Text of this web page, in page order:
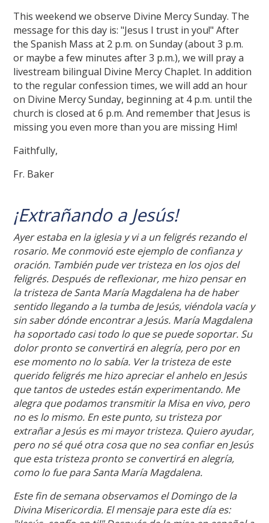
This weekend we observe Divine Mercy Sunday. The
message for this day is: "Jesus I trust in you!" After
the Spanish Mass at 2 p.m. on Sunday (about 3 p.m.
or maybe a few minutes after 3 p.m.), we will pray a
livestream bilingual Divine Mercy Chaplet. In addition
to the regular confession times, we will add an hour
on Divine Mercy Sunday, beginning at 4 p.m. until the
church is closed at 6 p.m. And remember that Jesus is
missing you even more than you are missing Him!
Faithfully,
Fr. Baker
¡Extrañando a Jesús!
Ayer estaba en la iglesia y vi a un feligrés rezando el
rosario. Me conmovió este ejemplo de confianza y
oración. También pude ver tristeza en los ojos del
feligrés. Después de reflexionar, me hizo pensar en
la tristeza de Santa María Magdalena ha de haber
sentido llegando a la tumba de Jesús, viéndola vacía y
sin saber dónde encontrar a Jesús. María Magdalena
ha soportado casi todo lo que se puede soportar. Su
dolor pronto se convertirá en alegría, pero por en
ese momento no lo sabía. Ver la tristeza de este
querido feligrés me hizo apreciar el anhelo en Jesús
que tantos de ustedes están experimentando. Me
alegra que podamos transmitir la Misa en vivo, pero
no es lo mismo. En este punto, su tristeza por
extrañar a Jesús es mi mayor tristeza. Quiero ayudar,
pero no sé qué otra cosa que no sea confiar en Jesús
que esta tristeza pronto se convertirá en alegría,
como lo fue para Santa María Magdalena.
Este fin de semana observamos el Domingo de la
Divina Misericordia. El mensaje para este día es: